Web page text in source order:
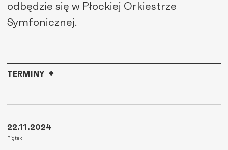
odbędzie się w Płockiej Orkiestrze
Symfonicznej.
TERMINY
22.11.2024
Piątek